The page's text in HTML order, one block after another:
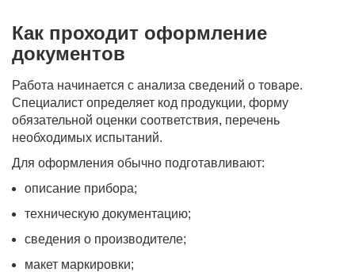
Как проходит оформление
документов
Работа начинается с анализа сведений о товаре.
Специалист определяет код продукции, форму
обязательной оценки соответствия, перечень
необходимых испытаний.
Для оформления обычно подготавливают:
описание прибора;
техническую документацию;
сведения о производителе;
макет маркировки;